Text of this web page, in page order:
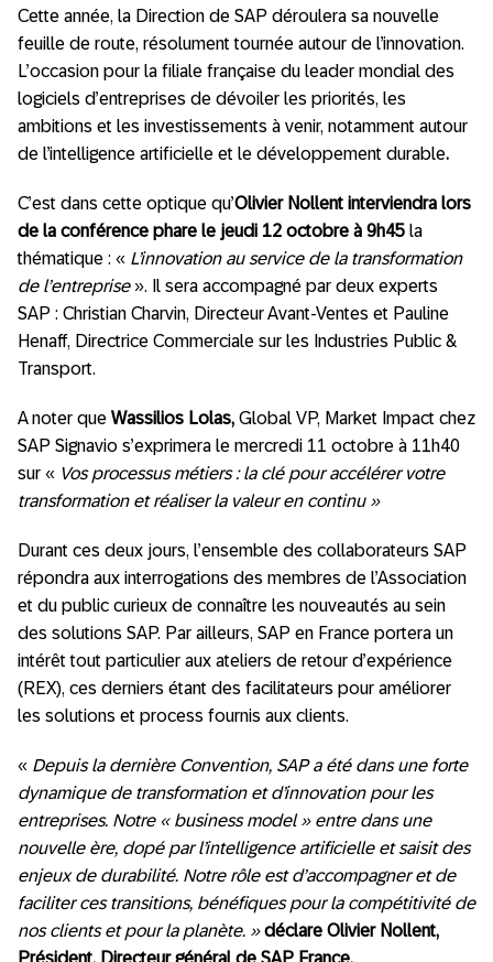
Cette année, la Direction de SAP déroulera sa nouvelle
feuille de route, résolument tournée autour de l’innovation.
L’occasion pour la filiale française du leader mondial des
logiciels d’entreprises de dévoiler les priorités, les
ambitions et les investissements à venir, notamment autour
de l’intelligence artificielle et le développement durable.
C’est dans cette optique qu’Olivier Nollent interviendra lors
de la conférence phare le jeudi 12 octobre à 9h45 la
thématique : « L’innovation au service de la transformation
de l’entreprise». Il sera accompagné par deux experts
SAP : Christian Charvin, Directeur Avant-Ventes et Pauline
Henaff, Directrice Commerciale sur les Industries Public &
Transport.
A noter que Wassilios Lolas, Global VP, Market Impact chez
SAP Signavio s’exprimera le mercredi 11 octobre à 11h40
sur « Vos processus métiers : la clé pour accélérer votre
transformation et réaliser la valeur en continu »
Durant ces deux jours, l’ensemble des collaborateurs SAP
répondra aux interrogations des membres de l’Association
et du public curieux de connaître les nouveautés au sein
des solutions SAP. Par ailleurs, SAP en France portera un
intérêt tout particulier aux ateliers de retour d’expérience
(REX), ces derniers étant des facilitateurs pour améliorer
les solutions et process fournis aux clients.
« Depuis la dernière Convention, SAP a été dans une forte
dynamique de transformation et d’innovation pour les
entreprises. Notre « business model » entre dans une
nouvelle ère, dopé par l’intelligence artificielle et saisit des
enjeux de durabilité. Notre rôle est d’accompagner et de
faciliter ces transitions, bénéfiques pour la compétitivité de
nos clients et pour la planète. »déclare Olivier Nollent,
Président, Directeur général de SAP France.